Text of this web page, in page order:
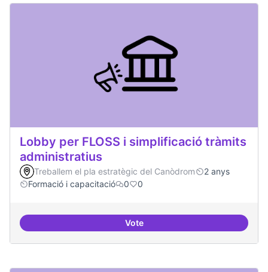
Lobby per FLOSS i simplificació tràmits
administratius
Treballem el pla estratègic del Canòdrom
2 anys
Formació i capacitació
0 0
VoteLobby per FLOSS i